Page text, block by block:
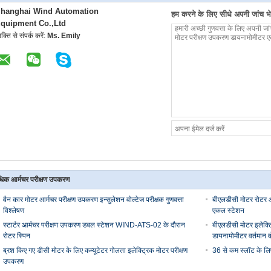
Wind Automation
Co.,Ltd
से संपर्क करें: Ms. Emily
हम करने के लिए सीधे अपनी जांच
आर्मचर परीक्षण उपकरण
वैन कार मोटर आर्मचर परीक्षण उपकरण इन्सुलेशन वोल्टेज परीक्षक गुणवत्ता
विश्लेषण
बीएलडीसी मोटर
एकल स्टेशन
स्टार्टर आर्मचर परीक्षण उपकरण डबल स्टेशन WIND-ATS-02 के दौरान
रोटर स्पिन
बीएलडीसी मोटर
डायनामोमीटर
ब्रश किए गए डीसी मोटर के लिए कम्यूटेटर गोलता इलेक्ट्रिक मोटर परीक्षण
उपकरण
36 से कम स्लॉट के लिए